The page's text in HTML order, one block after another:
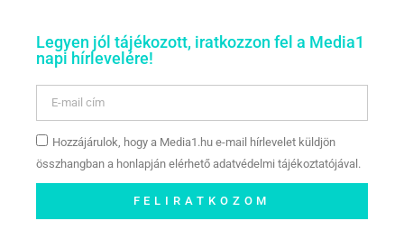
Legyen jól tájékozott, iratkozzon fel a Media1
napi hírlevelére!
Hozzájárulok, hogy a Media1.hu e-mail hírlevelet küldjön
összhangban a honlapján elérhető adatvédelmi tájékoztatójával.
FELIRATKOZOM